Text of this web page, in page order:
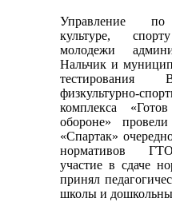
Управление по
культуре,
молодежи
Нальчик и
тестирования
физкультурно-
комплекса
обороне»
«Спартак»
нормативов
участие в сдаче
принял
школы и